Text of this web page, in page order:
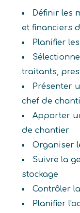
Définir les
et financiers
Planifier
traitants,
Présenter
chef de
Apporter
de chantier
Organiser
Suivre la
stockage
Contrôler
Planifier